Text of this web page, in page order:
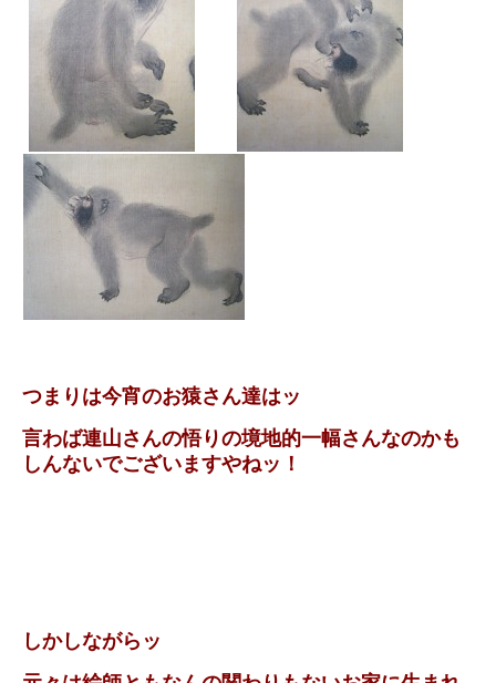
つまりは今宵のお猿さん達はッ
言わば連山さんの悟りの境地的一幅さんなのかも
しんないでございますやねッ！
しかしながらッ